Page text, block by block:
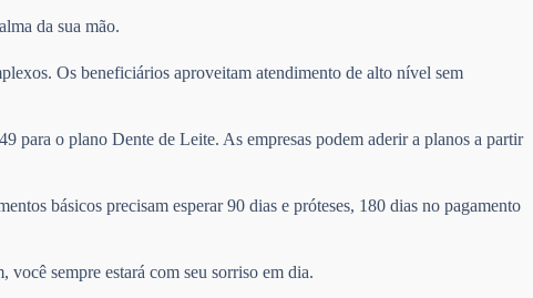
da sua mão.
Os beneficiários aproveitam atendimento de alto nível sem
para o plano Dente de Leite. As empresas podem aderir a planos a partir
básicos precisam esperar 90 dias e próteses, 180 dias no pagamento
sempre estará com seu sorriso em dia.